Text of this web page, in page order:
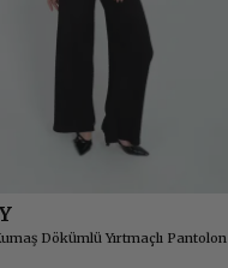
Dökümlü Yırtmaçlı Pantolon